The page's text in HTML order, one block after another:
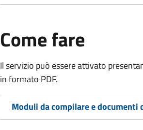
Come fare
Il servizio può essere attivato
in formato PDF.
Moduli da compilare e documenti